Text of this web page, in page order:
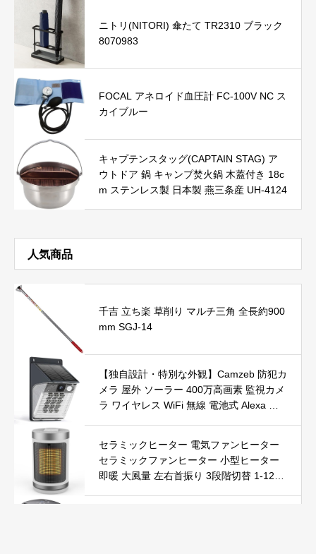
ニトリ(NITORI) 傘たて TR2310 ブラック
8070983
FOCAL アネロイド血圧計 FC-100V NC ス
カイブルー
キャプテンスタッグ(CAPTAIN STAG) ア
ウトドア 鍋 キャンプ焚火鍋 木蓋付き 18c
m ステンレス製 日本製 燕三条産 UH-4124
人気商品
千吉 立ち楽 草削り マルチ三角 全長約900
mm SGJ-14
【独自設計・特別な外観】Camzeb 防犯カ
メラ 屋外 ソーラー 400万高画素 監視カメ
ラ ワイヤレス WiFi 無線 電池式 Alexa 赤
録画 IP66防水 遠隔操作
セラミックヒーター 電気ファンヒーター
セラミックファンヒーター 小型ヒーター
即暖 大風量 左右首振り 3段階切替 1-12時